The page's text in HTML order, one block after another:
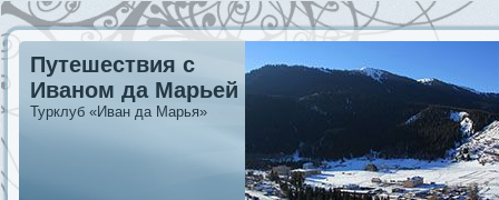
Путешествия с
Иваном да Марьей
Турклуб «Иван да Марья»